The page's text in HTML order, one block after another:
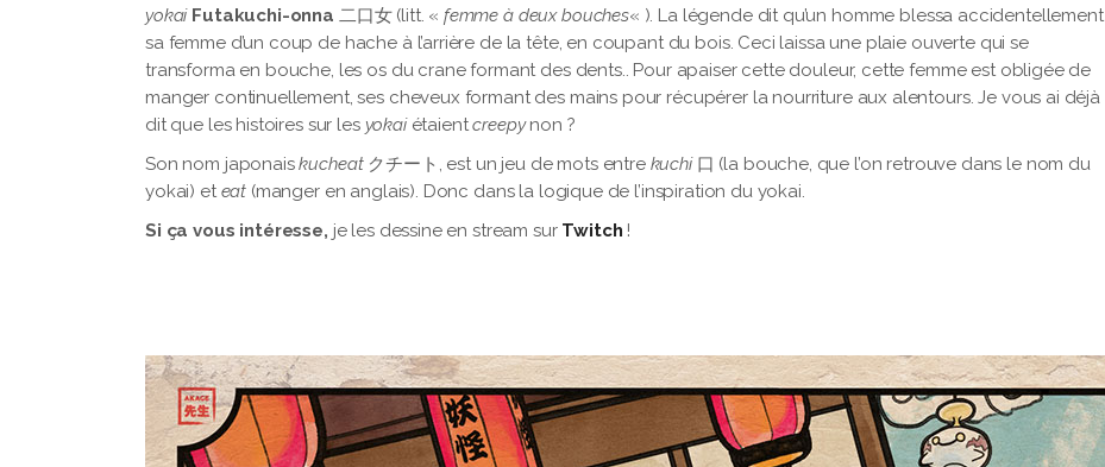
yokai Futakuchi-onna 二口女 (litt. « femme à deux bouches« ). La légende dit qu’un homme blessa accidentellement
sa femme d’un coup de hache à l’arrière de la tête, en coupant du bois. Ceci laissa une plaie ouverte qui se
transforma en bouche, les os du crane formant des dents.. Pour apaiser cette douleur, cette femme est obligée de
manger continuellement, ses cheveux formant des mains pour récupérer la nourriture aux alentours. Je vous ai déjà
dit que les histoires sur les yokaiétaientcreepynon ?
Son nom japonaiskucheatクチート, est un jeu de mots entre kuchi口 (la bouche, que l’on retrouve dans le nom du
yokai) eteat (manger en anglais). Donc dans la logique de l’inspiration du yokai.
Si ça vous intéresse, je les dessine en stream sur Twitch !